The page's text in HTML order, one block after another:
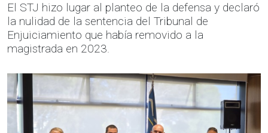
El STJ hizo lugar al planteo de la defensa y declaró
la nulidad de la sentencia del Tribunal de
Enjuiciamiento que había removido a la
magistrada en 2023.